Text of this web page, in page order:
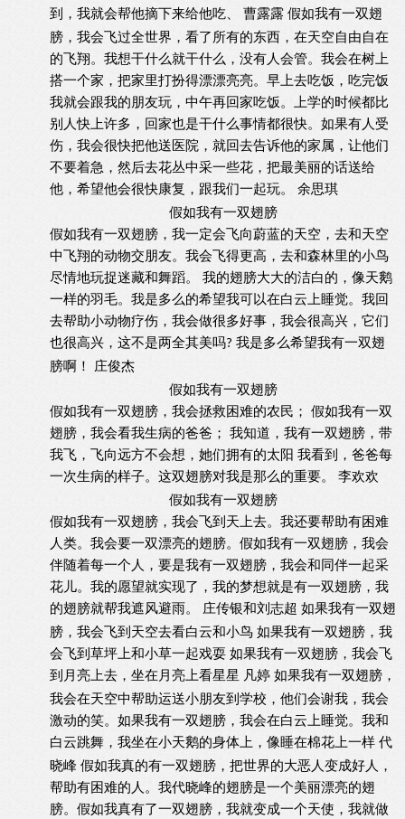
到，我就会帮他摘下来给他吃、
曹露露 假如我有一双翅
膀，我会飞过全世界，看了所有的东西，在天空自由自在
的飞翔。我想干什么就干什么，没有人会管。我会在树上
搭一个家，把家里打扮得漂漂亮亮。早上去吃饭，吃完饭
我就会跟我的朋友玩，中午再回家吃饭。上学的时候都比
别人快上许多，回家也是干什么事情都很快。如果有人受
伤，我会很快把他送医院，就回去告诉他的家属，让他们
不要着急，然后去花丛中采一些花，把最美丽的话送给
他，希望他会很快康复，跟我们一起玩。
余思琪
假如我有一双翅膀
假如我有一双翅膀，我一定会飞向蔚蓝的天空，去和天空
中飞翔的动物交朋友。我会飞得更高，去和森林里的小鸟
尽情地玩捉迷藏和舞蹈。
我的翅膀大大的洁白的，像天鹅
一样的羽毛。我是多么的希望我可以在白云上睡觉。我回
去帮助小动物疗伤，我会做很多好事，我会很高兴，它们
也很高兴，这不是两全其美吗? 我是多么希望我有一双翅
膀啊！
庄俊杰
假如我有一双翅膀
假如我有一双翅膀，我会拯救困难的农民；
假如我有一双
翅膀，我会看我生病的爸爸；
我知道，我有一双翅膀，带
我飞，飞向远方不会想，她们拥有的太阳 我看到，爸爸每
一次生病的样子。这双翅膀对我是那么的重要。
李欢欢
假如我有一双翅膀
假如我有一双翅膀，我会飞到天上去。我还要帮助有困难
人类。我会要一双漂亮的翅膀。假如我有一双翅膀，我会
伴随着每一个人，要是我有一双翅膀，我会和同伴一起采
花儿。我的愿望就实现了，我的梦想就是有一双翅膀，我
的翅膀就帮我遮风避雨。
庄传银和刘志超 如果我有一双翅
膀，我会飞到天空去看白云和小鸟 如果我有一双翅膀，我
会飞到草坪上和小草一起戏耍 如果我有一双翅膀，我会飞
到月亮上去，坐在月亮上看星星 凡婷 如果我有一双翅膀，
我会在天空中帮助运送小朋友到学校，他们会谢我，我会
激动的笑。如果我有一双翅膀，我会在白云上睡觉。我和
白云跳舞，我坐在小天鹅的身体上，像睡在棉花上一样 代
晓峰 假如我真的有一双翅膀，把世界的大恶人变成好人，
帮助有困难的人。我代晓峰的翅膀是一个美丽漂亮的翅
膀。假如我真有了一双翅膀，我就变成一个天使，我就做